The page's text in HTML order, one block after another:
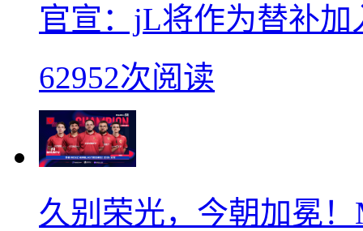
官宣：jL将作为替补加
62952次阅读
久别荣光，今朝加冕